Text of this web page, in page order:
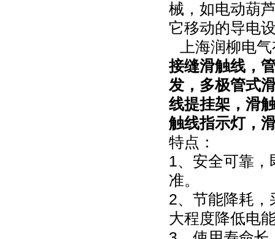
械，如电动葫
它移动的导电
上海润柳电
接缝滑触线，
发，多极管式
线提挂架，滑
触线指示灯，
特点：
1、安全可靠
准。
2、节能降耗
大程度降低电